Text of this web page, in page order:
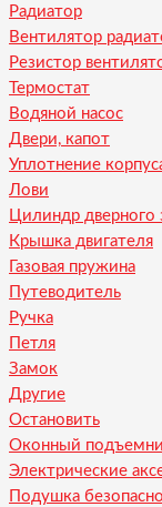
Радиатор
Вентилятор
Резистор
Термостат
Водяной насос
Двери, капот
Уплотнение
Лови
Цилиндр дверного
Крышка двигателя
Газовая пружина
Путеводитель
Ручка
Петля
Замок
Другие
Остановить
Оконный
Электрические
Подушка